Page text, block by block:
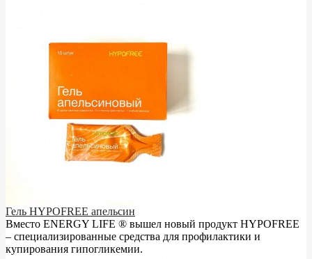
Гель HYPOFREE апельсин
Вместо ENERGY LIFE ® вышел новый продукт HYPOFREE
– cпециализированные средства для профилактики и
купирования гипогликемии.